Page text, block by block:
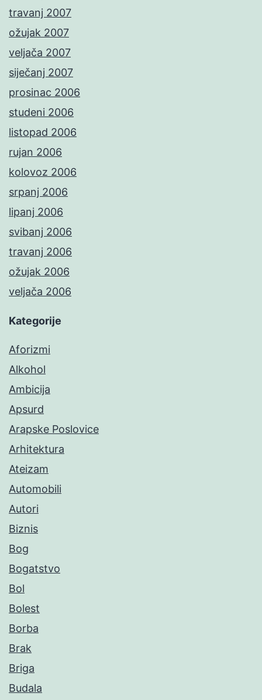
travanj 2007
ožujak 2007
veljača 2007
siječanj 2007
prosinac 2006
studeni 2006
listopad 2006
rujan 2006
kolovoz 2006
srpanj 2006
lipanj 2006
svibanj 2006
travanj 2006
ožujak 2006
veljača 2006
Kategorije
Aforizmi
Alkohol
Ambicija
Apsurd
Arapske Poslovice
Arhitektura
Ateizam
Automobili
Autori
Biznis
Bog
Bogatstvo
Bol
Bolest
Borba
Brak
Briga
Budala